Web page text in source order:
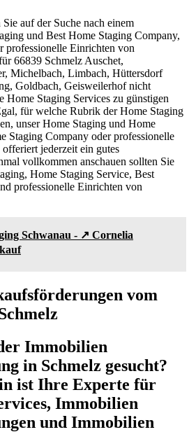
auf der Suche nach einem
und Best Home Staging Company,
professionelle Einrichten von
66839 Schmelz Auschet,
Michelbach, Limbach, Hüttersdorf
Goldbach, Geisweilerhof nicht
Staging Services zu günstigen
für welche Rubrik der Home Staging
unser Home Staging und Home
Staging Company oder professionelle
jederzeit ein gutes
vollkommen anschauen sollten Sie
Home Staging Service, Best
professionelle Einrichten von
Schwanau - ↗️ Cornelia
vom
Immobilien
in Schmelz gesucht?
ist Ihre Experte für
Immobilien
und Immobilien